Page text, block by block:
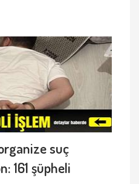
suç
161 şüpheli